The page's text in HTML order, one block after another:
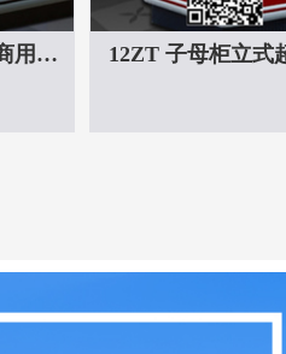
用一
12ZT 子母柜立式